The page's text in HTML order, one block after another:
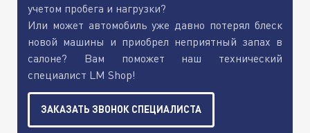
учетом пробега и нагрузки?
Или может автомобиль уже давно потерял блеск
новой машины и приобрел неприятный запах в
салоне? Вам поможет наш технический
специалист LM Shop!
ЗАКАЗАТЬ ЗВОНОК СПЕЦИАЛИСТА